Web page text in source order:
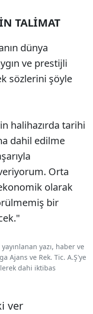
TALİMAT
dünya
ve prestijli
sözlerini şöyle
halihazırda tarihi
dahil edilme
Orta
olarak
bir
yazı, haber ve
Ajans ve Rek. Tic. A.Ş'ye
dahi iktibas
ver